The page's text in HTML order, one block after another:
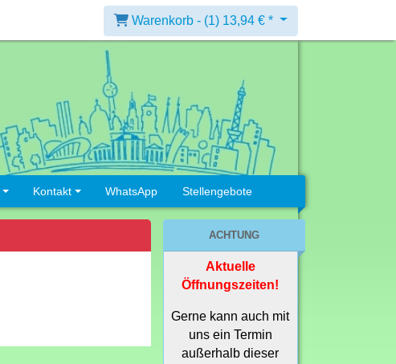
Warenkorb - (1) 13,94 € *
Kontakt WhatsApp Stellengebote
ACHTUNG
Aktuelle
Öffnungszeiten!
Gerne kann auch mit
uns ein Termin
außerhalb dieser